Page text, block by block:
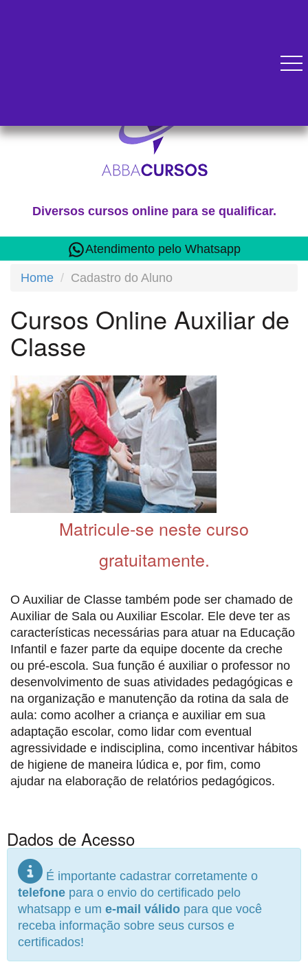
Atendimento pelo Whatsapp
Diversos cursos online para se qualificar.
Home Cadastro do Aluno
Cursos Online Auxiliar de
Classe
Matricule-se neste curso
gratuitamente.
O Auxiliar de Classe também pode ser chamado de
Auxiliar de Sala ou Auxiliar Escolar. Ele deve ter as
características necessárias para atuar na Educação
Infantil e fazer parte da equipe docente da creche
ou pré-escola. Sua função é auxiliar o professor no
desenvolvimento de suas atividades pedagógicas e
na organização e manutenção da rotina da sala de
aula: como acolher a criança e auxiliar em sua
adaptação escolar, como lidar com eventual
agressividade e indisciplina, como incentivar hábitos
de higiene de maneira lúdica e, por fim, como
ajudar na elaboração de relatórios pedagógicos.
Dados de Acesso
É importante cadastrar corretamente o
telefone para o envio do certificado pelo
whatsapp e um e-mail válido para que você
receba informação sobre seus cursos e
certificados!